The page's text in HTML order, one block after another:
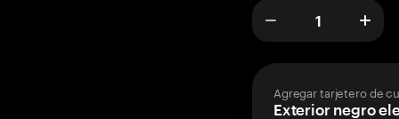
Agregar tarjetero de
Exterior negro